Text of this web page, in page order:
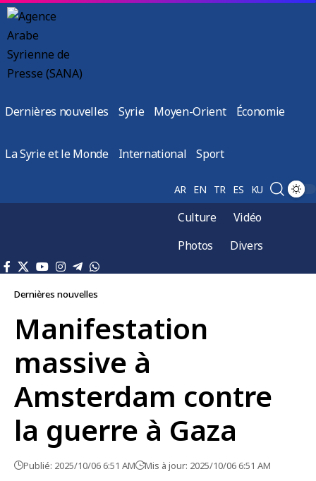
Dernières nouvelles Syrie Moyen-Orient Économie
La Syrie et le Monde International Sport
AR EN TR ES KU
Culture
Vidéo
Photos
Divers
Dernières nouvelles
Manifestation
massive à
Amsterdam contre
la guerre à Gaza
Publié: 2025/10/06 6:51 AM Mis à jour: 2025/10/06 6:51 AM